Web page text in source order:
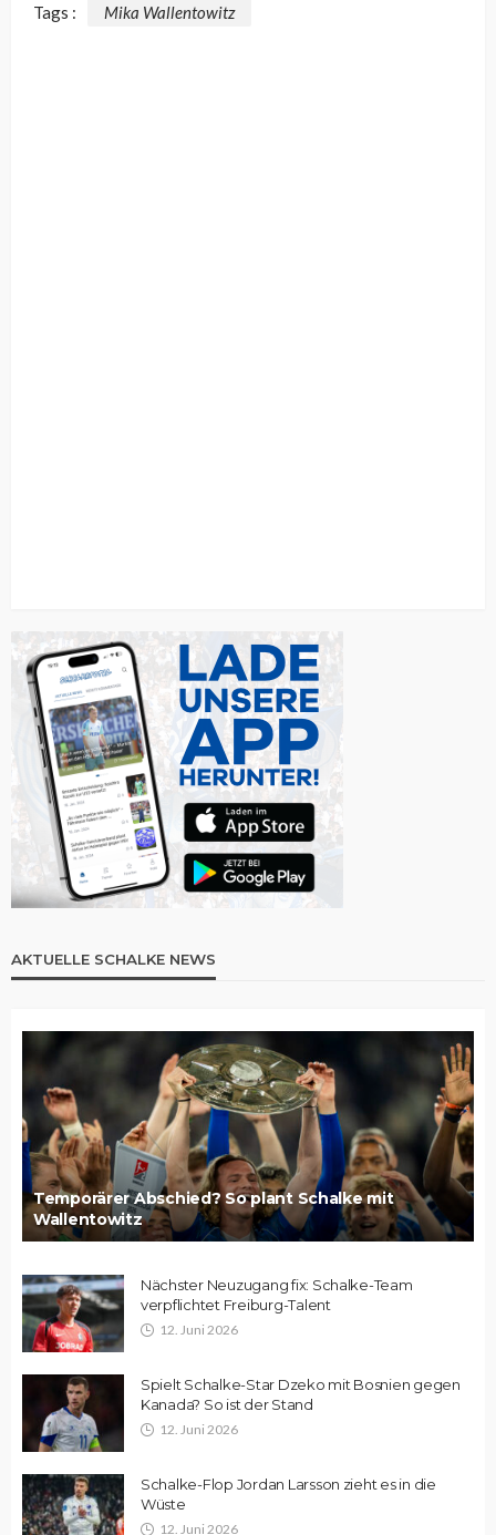
Tags : Mika Wallentowitz
AKTUELLE SCHALKE NEWS
Temporärer Abschied? So plant Schalke mit
Wallentowitz
Nächster Neuzugang fix: Schalke-Team
verpflichtet Freiburg-Talent
12. Juni 2026
Spielt Schalke-Star Dzeko mit Bosnien gegen
Kanada? So ist der Stand
12. Juni 2026
Schalke-Flop Jordan Larsson zieht es in die
Wüste
12. Juni 2026